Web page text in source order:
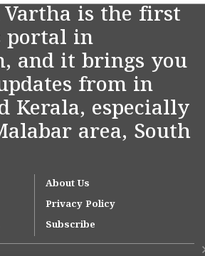
Vartha is the first
portal in
and it brings you
from in
Kerala, especially
area, South
About Us
Privacy Policy
Subscribe